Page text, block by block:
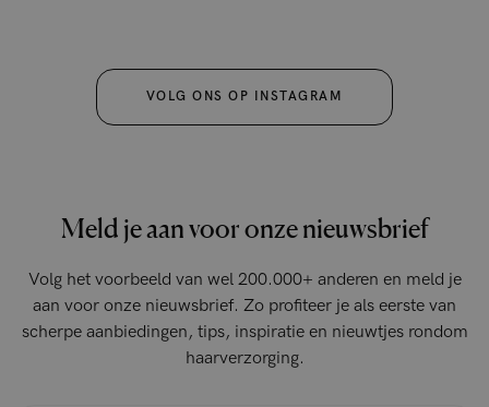
VOLG ONS OP INSTAGRAM
Meld je aan voor onze nieuwsbrief
Volg het voorbeeld van wel 200.000+ anderen en meld je
aan voor onze nieuwsbrief. Zo profiteer je als eerste van
scherpe aanbiedingen, tips, inspiratie en nieuwtjes rondom
haarverzorging.